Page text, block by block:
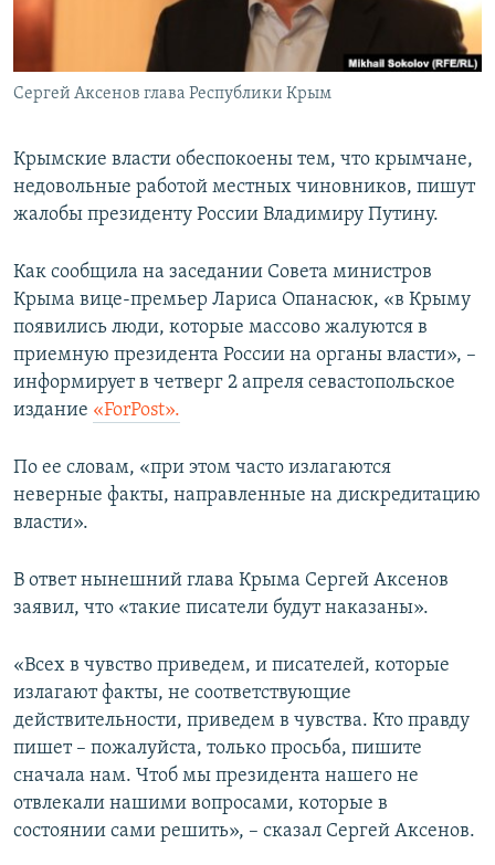
ПОБЕДИТЕЛЕЙ НЕ СУДЯТ?
КРЫМ.НЕПОКОРЕННЫЙ
ELIFBE
ПРИСОЕДИНЯЙТЕСЬ!
Все сайты RFE/RL
Сергей Аксенов глава Республики Крым
Крымские власти обеспокоены тем, что крымчане,
недовольные работой местных чиновников, пишут
жалобы президенту России Владимиру Путину.
Как сообщила на заседании Совета министров
Крыма вице-премьер Лариса Опанасюк, «в Крыму
появились люди, которые массово жалуются в
приемную президента России на органы власти», –
информирует в четверг 2 апреля севастопольское
издание «ForPost».
По ее словам, «при этом часто излагаются
неверные факты, направленные на дискредитацию
власти».
В ответ нынешний глава Крыма Сергей Аксенов
заявил, что «такие писатели будут наказаны».
«Всех в чувство приведем, и писателей, которые
излагают факты, не соответствующие
действительности, приведем в чувства. Кто правду
пишет – пожалуйста, только просьба, пишите
сначала нам. Чтоб мы президента нашего не
отвлекали нашими вопросами, которые в
состоянии сами решить», – сказал Сергей Аксенов.